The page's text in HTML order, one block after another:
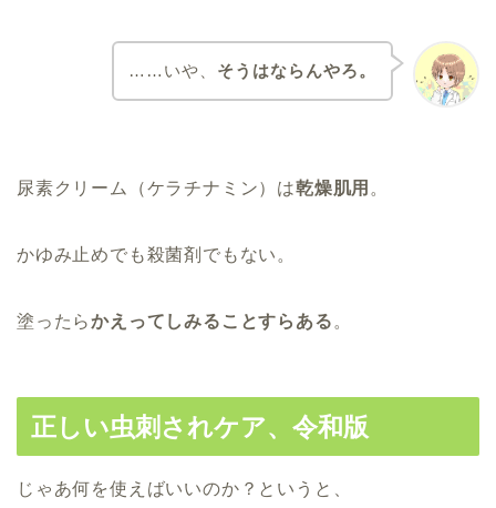
……いや、 そうはならんやろ。
尿素クリーム（ケラチナミン）は乾燥肌用 。
かゆみ止めでも殺菌剤でもない。
塗ったらかえってしみることすらある 。
正しい虫刺されケア、令和版
じゃあ何を使えばいいのか？というと、